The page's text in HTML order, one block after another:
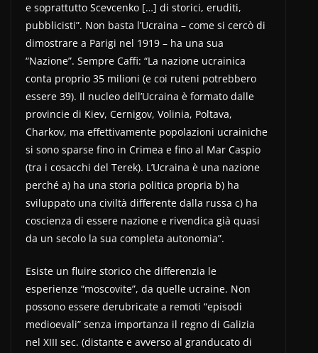
e soprattutto Scevcenko […] di storici, eruditi,
pubblicisti”. Non basta l’Ucraina – come si cercò di
dimostrare a Parigi nel 1919 – ha una sua
“Nazione”. Sempre Caffi: “La nazione ucrainica
conta proprio 35 milioni (e coi ruteni potrebbero
essere 39). Il nucleo dell’Ucraina è formato dalle
provincie di Kiev, Cernigov, Volinia, Poltava,
Charkov, ma effettivamente popolazioni ucrainiche
si sono sparse fino in Crimea e fino al Mar Caspio
(tra i cosacchi del Terek). L’Ucraina è una nazione
perché a) ha una storia politica propria b) ha
sviluppato una civiltà differente dalla russa c) ha
coscienza di essere nazione e rivendica già quasi
da un secolo la sua completa autonomia”.
Esiste un fluire storico che differenzia le
esperienze “moscovite”, da quelle ucraine. Non
possono essere derubricate a remoti “episodi
medioevali” senza importanza il regno di Galizia
nel XIII sec. (distante e avverso al granducato di